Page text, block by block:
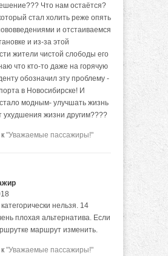
Что нам остаётся?
стал холить реже опять
и отстаиваемся
и из-за этой
жители чистой слободы его
что кто-то даже на горячую
обозначил эту проблему -
в Новосибирске! И
модным- улучшать жизнь
ухудшения жизни другим????
"Уважаемые пассажиры!"
нельзя. 14
плохая альтернатива. Если
маршрут изменить.
"Уважаемые пассажиры!"